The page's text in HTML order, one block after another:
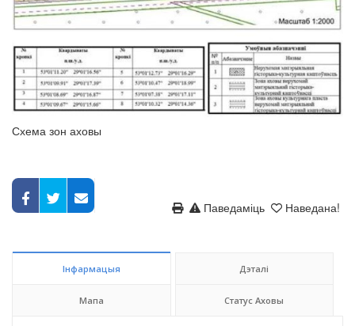
Схема зон аховы
Наведана!
Паведаміць
Інфармацыя Дэталі
Мапа Статус Аховы